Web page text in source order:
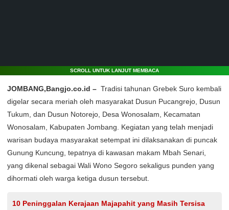
SCROLL UNTUK LANJUT MEMBACA
JOMBANG,Bangjo.co.id – Tradisi tahunan Grebek Suro kembali
digelar secara meriah oleh masyarakat Dusun Pucangrejo, Dusun
Tukum, dan Dusun Notorejo, Desa Wonosalam, Kecamatan
Wonosalam, Kabupaten Jombang. Kegiatan yang telah menjadi
warisan budaya masyarakat setempat ini dilaksanakan di puncak
Gunung Kuncung, tepatnya di kawasan makam Mbah Senari,
yang dikenal sebagai Wali Wono Segoro sekaligus punden yang
dihormati oleh warga ketiga dusun tersebut.
10 Peninggalan Kerajaan Majapahit yang Masih Tersisa